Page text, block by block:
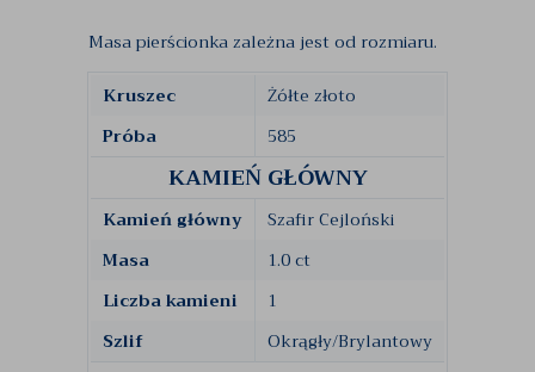
Masa pierścionka zależna jest od rozmiaru.
Kruszec
Żółte złoto
Próba
585
KAMIEŃ GŁÓWNY
Kamień główny
Szafir Cejloński
Masa
1.0 ct
Liczba kamieni
1
Szlif
Okrągły/Brylantowy